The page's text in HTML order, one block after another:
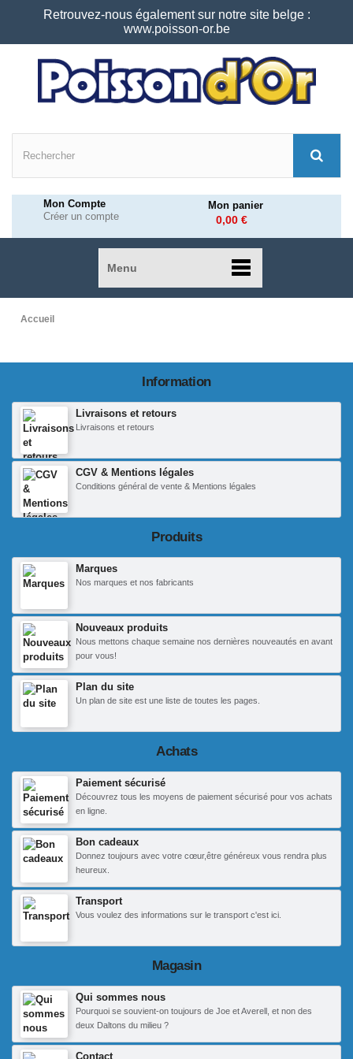
Retrouvez-nous également sur notre site belge :
www.poisson-or.be
Mon Compte
Créer un compte
Mon panier
0,00 €
Menu
Accueil
Information
Livraisons et retours
Livraisons et retours
CGV & Mentions légales
Conditions général de vente & Mentions légales
Produits
Marques
Nos marques et nos fabricants
Nouveaux produits
Nous mettons chaque semaine nos dernières nouveautés en avant
pour vous!
Plan du site
Un plan de site est une liste de toutes les pages.
Achats
Paiement sécurisé
Découvrez tous les moyens de paiement sécurisé pour vos achats
en ligne.
Bon cadeaux
Donnez toujours avec votre cœur,être généreux vous rendra plus
heureux.
Transport
Vous voulez des informations sur le transport c'est ici.
Magasin
Qui sommes nous
Pourquoi se souvient-on toujours de Joe et Averell, et non des
deux Daltons du milieu ?
Contact